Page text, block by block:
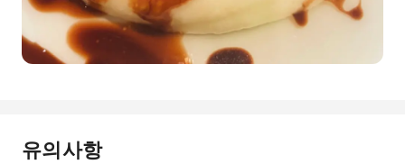
유의사항